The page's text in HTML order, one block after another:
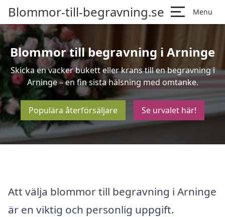
Blommor-till-begravning.se Menu
Blommor till begravning i Arninge
Skicka en vacker bukett eller krans till en begravning i
Arninge – en fin sista hälsning med omtanke.
Populära återförsäljare Se urvalet här!
Att välja blommor till begravning i Arninge
är en viktig och personlig uppgift.